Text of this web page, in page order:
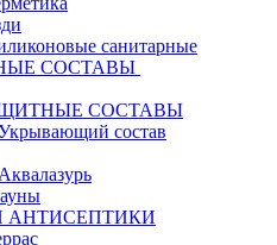
санитарные
СОСТАВЫ
СОСТАВЫ
состав
АНТИСЕПТИКИ